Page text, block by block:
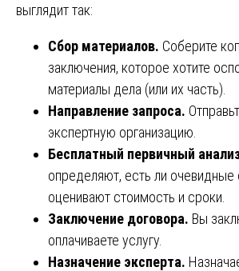
выглядит так:
Сбор материалов. Соберите
заключения, которое хотите
материалы дела (или их часть).
Направление запроса.
экспертную организацию.
Бесплатный первичный
определяют, есть ли очевидные
оценивают стоимость и сроки.
Заключение договора. Вы
оплачиваете услугу.
Назначение эксперта.